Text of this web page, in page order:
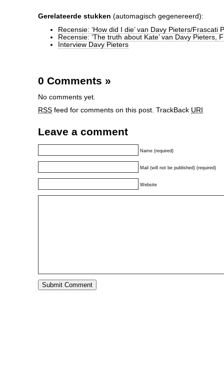
Gerelateerde stukken (automagisch gegenereerd):
Recensie: ‘How did I die’ van Davy Pieters/Frascati
Recensie: ‘The truth about Kate’ van Davy Pieters,
Interview Davy Pieters
0 Comments »
No comments yet.
RSS feed for comments on this post. TrackBack URI
Leave a comment
Name (required)
Mail (will not be published) (required)
Website